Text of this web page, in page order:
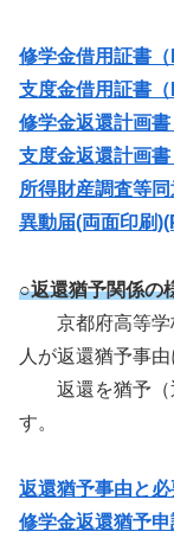
修学金借用証書（
支度金借用証書
修学金返還計画
支度金返還計画書
所得財産調査等
異動届(両面印刷
○返還猶予関係の
京都府高等学
人が返還猶予事
返還を猶予（
す。
返還猶予事由と
修学金返還猶予申